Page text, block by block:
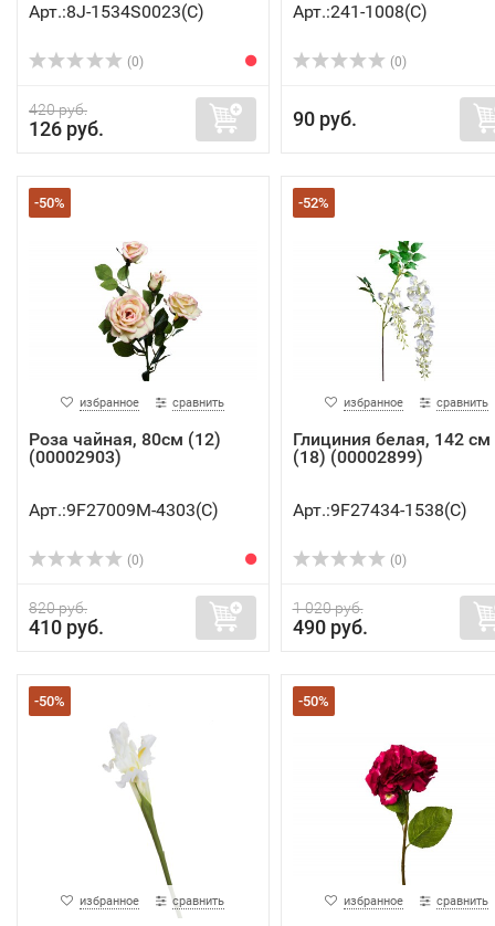
Арт.:8J-1534S0023(C)
(0)
420 руб.
126 руб.
Арт.:241-1008(C)
(0)
90 руб.
-50%
избранное сравнить
Роза чайная, 80см (12)
(00002903)
Арт.:9F27009M-4303(C)
(0)
820 руб.
410 руб.
-52%
избранное сравнить
Глициния белая, 142 см
(18) (00002899)
Арт.:9F27434-1538(C)
(0)
1 020 руб.
490 руб.
-50%
избранное сравнить
-50%
избранное сравнить